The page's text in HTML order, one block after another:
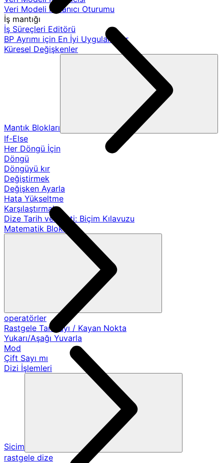
Veri Modeli Kullanıcı Oturumu
İş mantığı
İş Süreçleri Editörü
BP Ayrımı için En İyi Uygulamalar
Küresel Değişkenler
Mantık Blokları
If-Else
Her Döngü İçin
Döngü
Döngüyü kır
Değiştirmek
Değişken Ayarla
Hata Yükseltme
Karşılaştırmak
Dize Tarih ve Saati: Biçim Kılavuzu
Matematik Blokları
operatörler
Rastgele Tamsayı / Kayan Nokta
Yukarı/Aşağı Yuvarla
Mod
Çift Sayı mı
Dizi İşlemleri
Sicim
rastgele dize